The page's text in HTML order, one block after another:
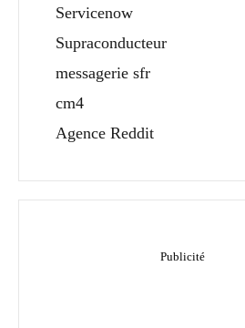
Servicenow
Supraconducteur
messagerie sfr
cm4
Agence Reddit